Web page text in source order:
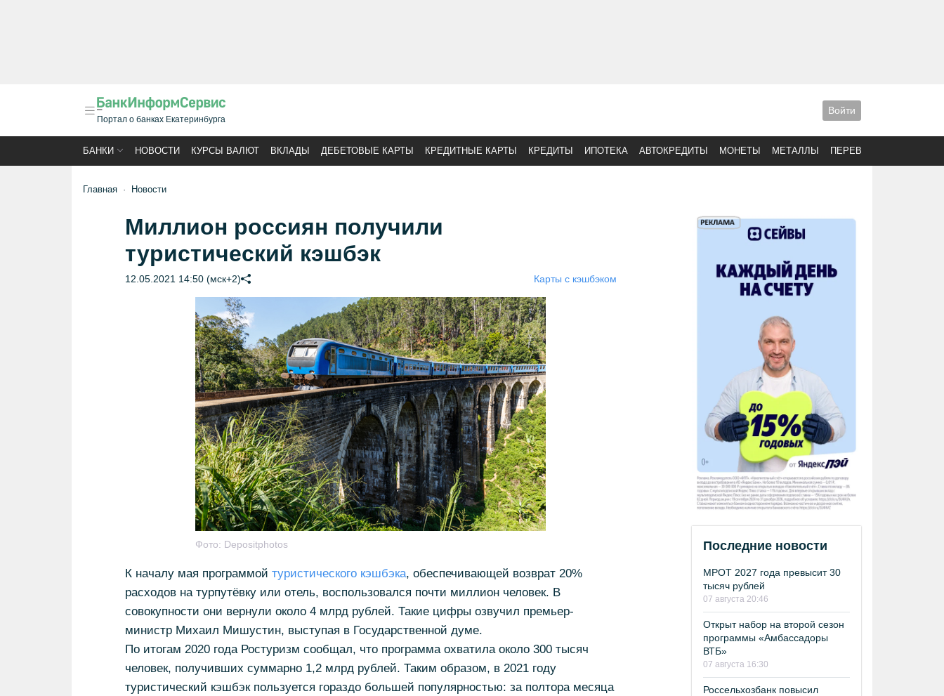
Портал о банках Екатеринбурга
Войти
БАНКИ НОВОСТИ КУРСЫ ВАЛЮТ ВКЛАДЫ ДЕБЕТОВЫЕ КАРТЫ КРЕДИТНЫЕ КАРТЫ КРЕДИТЫ ИПОТЕКА АВТОКРЕДИТЫ МОНЕТЫ МЕТАЛЛЫ ПЕРЕВОДЫ
Главная Новости
Миллион россиян получили
туристический кэшбэк
12.05.2021 14:50 (мск+2) Карты с кэшбэком
Фото: Depositphotos
К началу мая программой туристического кэшбэка, обеспечивающей возврат 20%
расходов на турпутёвку или отель, воспользовался почти миллион человек. В
совокупности они вернули около 4 млрд рублей. Такие цифры озвучил премьер-
министр Михаил Мишустин, выступая в Государственной думе.
По итогам 2020 года Ростуризм сообщал, что программа охватила около 300 тысяч
человек, получивших суммарно 1,2 млрд рублей. Таким образом, в 2021 году
туристический кэшбэк пользуется гораздо большей популярностью: за полтора месяца
Последние новости
МРОТ 2027 года превысит 30
тысяч рублей
07 августа 20:46
Открыт набор на второй сезон
программы «Амбассадоры
ВТБ»
07 августа 16:30
Россельхозбанк повысил